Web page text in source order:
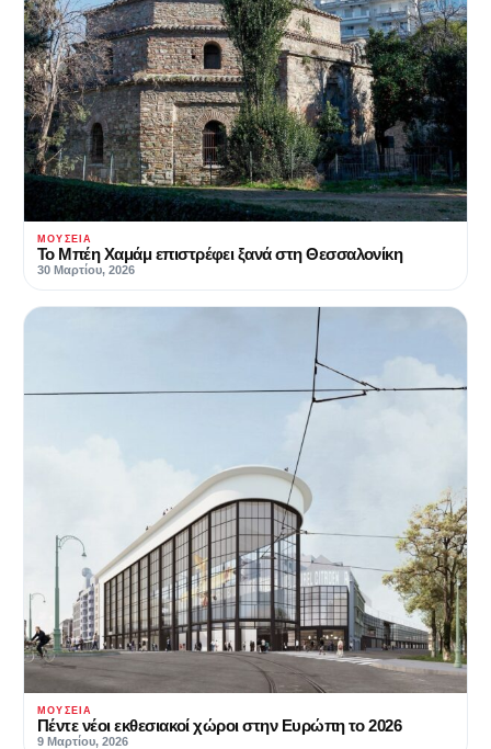
ΜΟΥΣΕΊΑ
Το Μπέη Χαμάμ επιστρέφει ξανά στη Θεσσαλονίκη
30 Μαρτίου, 2026
ΜΟΥΣΕΊΑ
Πέντε νέοι εκθεσιακοί χώροι στην Ευρώπη το 2026
9 Μαρτίου, 2026